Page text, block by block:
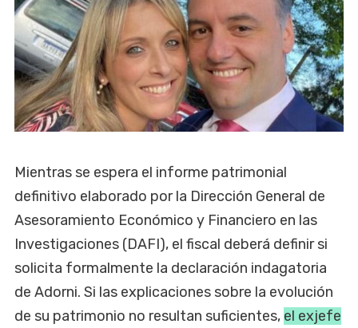
Mientras se espera el informe patrimonial
definitivo elaborado por la Dirección General de
Asesoramiento Económico y Financiero en las
Investigaciones (DAFI), el fiscal deberá definir si
solicita formalmente la declaración indagatoria
de Adorni. Si las explicaciones sobre la evolución
de su patrimonio no resultan suficientes, el exjefe